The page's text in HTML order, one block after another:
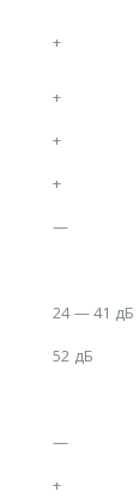
+
+
+
+
—
24 — 41 дБ
52 дБ
—
+